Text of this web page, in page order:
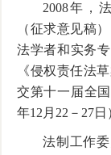
2008年，
（征求意见稿
法学者和实务
《侵权责任法
交第十一届全
年12月22－27日
法制工作